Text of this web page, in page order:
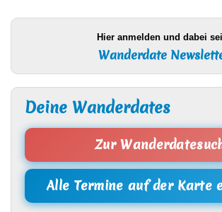
Hier anmelden und dabei
Wanderdate
Deine Wanderdates
Zur
Alle Termine auf der Karte